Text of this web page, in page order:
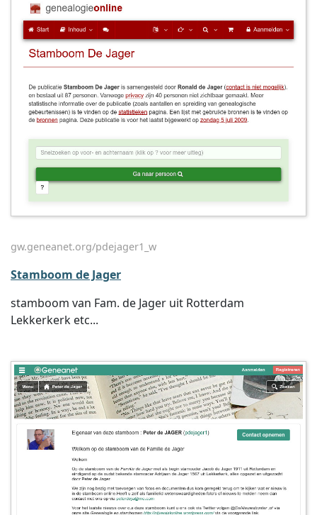
gw.geneanet.org/pdejager1_w
Stamboom de Jager
stamboom van Fam. de Jager uit Rotterdam
Lekkerkerk etc...